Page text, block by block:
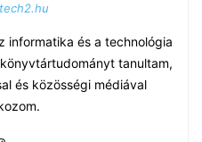
informatika és a technológia
tanultam,
és közösségi médiával